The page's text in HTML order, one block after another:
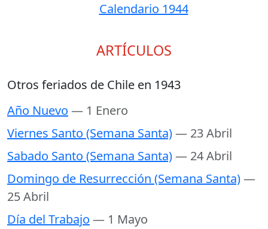
Calendario 1944
ARTÍCULOS
Otros feriados de Chile en 1943
Año Nuevo — 1 Enero
Viernes Santo (Semana Santa)— 23 Abril
Sabado Santo (Semana Santa)— 24 Abril
Domingo de Resurrección (Semana Santa)—
25 Abril
Día del Trabajo — 1 Mayo